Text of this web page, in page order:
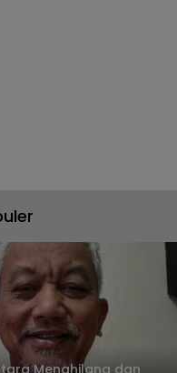
Menghilang dan